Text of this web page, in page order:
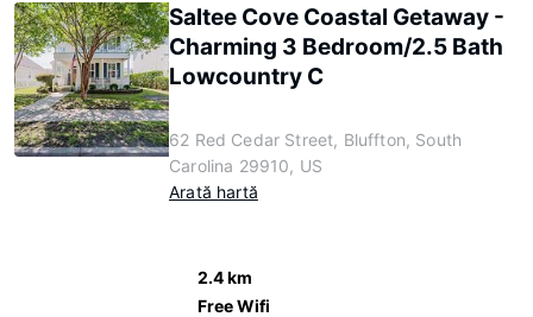
Saltee Cove Coastal Getaway -
Charming 3 Bedroom/2.5 Bath
Lowcountry C
62 Red Cedar Street, Bluffton, South
Carolina 29910, US
Arată hartă
2.4 km
Free Wifi